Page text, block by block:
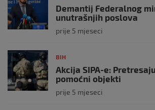
Demantij Federalnog
unutrašnjih poslova
prije 5 mjeseci
BIH
Akcija SIPA-e:
pomoćni objekti
prije 5 mjeseci